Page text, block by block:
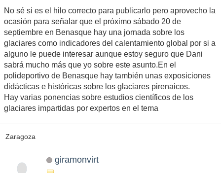
No sé si es el hilo correcto para publicarlo pero aprovecho la
ocasión para señalar que el próximo sábado 20 de
septiembre en Benasque hay una jornada sobre los
glaciares como indicadores del calentamiento global por si a
alguno le puede interesar aunque estoy seguro que Dani
sabrá mucho más que yo sobre este asunto.En el
polideportivo de Benasque hay también unas exposiciones
didácticas e históricas sobre los glaciares pirenaicos.
Hay varias ponencias sobre estudios científicos de los
glaciares impartidas por expertos en el tema
Zaragoza
giramonvirt